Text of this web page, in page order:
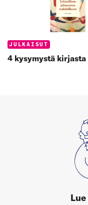
Categories:
JULKAISUT
4 kysymystä kirjasta